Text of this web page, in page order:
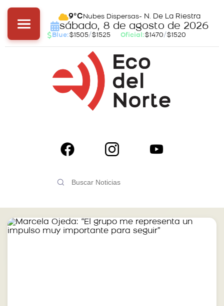
9°C Nubes Dispersas- N. De La Riestra
sábado, 8 de agosto de 2026
Blue:$1505/$1525 Oficial:$1470/$1520